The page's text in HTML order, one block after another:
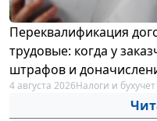
Переквалификация
трудовые: когда у
штрафов и
4 августа 2026Налоги и бухучет